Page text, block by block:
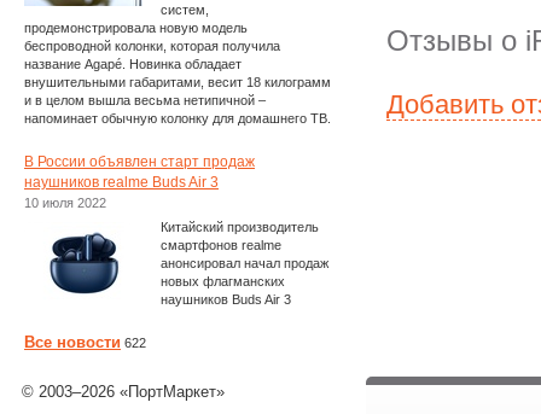
Отзывы о
Добавить
систем,
продемонстрировала новую модель
беспроводной колонки, которая получила
название Agapé. Новинка обладает
внушительными габаритами, весит 18 килограмм
и в целом вышла весьма нетипичной –
напоминает обычную колонку для домашнего ТВ.
В России объявлен старт продаж
наушников realme Buds Air 3
10 июля 2022
Китайский производитель
смартфонов realme
анонсировал начал продаж
новых флагманских
наушников Buds Air 3
Все новости 622
© 2003–2026 «ПортМаркет»